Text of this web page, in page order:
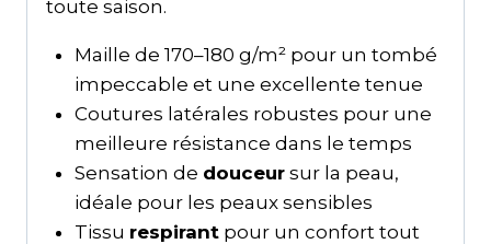
toute saison.
Maille de 170–180 g/m² pour un tombé
impeccable et une excellente tenue
Coutures latérales robustes pour une
meilleure résistance dans le temps
Sensation de douceursur la peau,
idéale pour les peaux sensibles
Tissu respirantpour un confort tout